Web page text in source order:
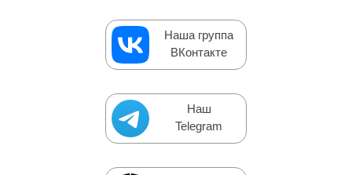
Наша группа
ВКонтакте
Наш
Telegram